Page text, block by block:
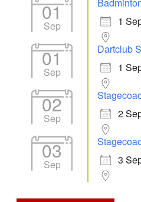
01
Sep
1
01
Sep
Dartclub
1
02
Sep
2
03
Sep
3